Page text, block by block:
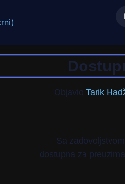
Objavio Tarik
Sa
dostupna za